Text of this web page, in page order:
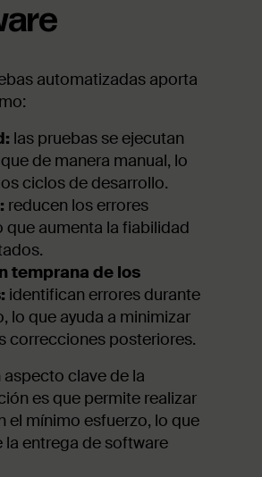
automatizadas aporta
las pruebas se ejecutan
de manera manual, lo
ciclos de desarrollo.
reducen los errores
que aumenta la fiabilidad
temprana de los
identifican errores durante
lo que ayuda a minimizar
correcciones posteriores.
aspecto clave de la
es que permite realizar
el mínimo esfuerzo, lo que
la entrega de software